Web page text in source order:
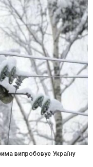
випробовує Україну